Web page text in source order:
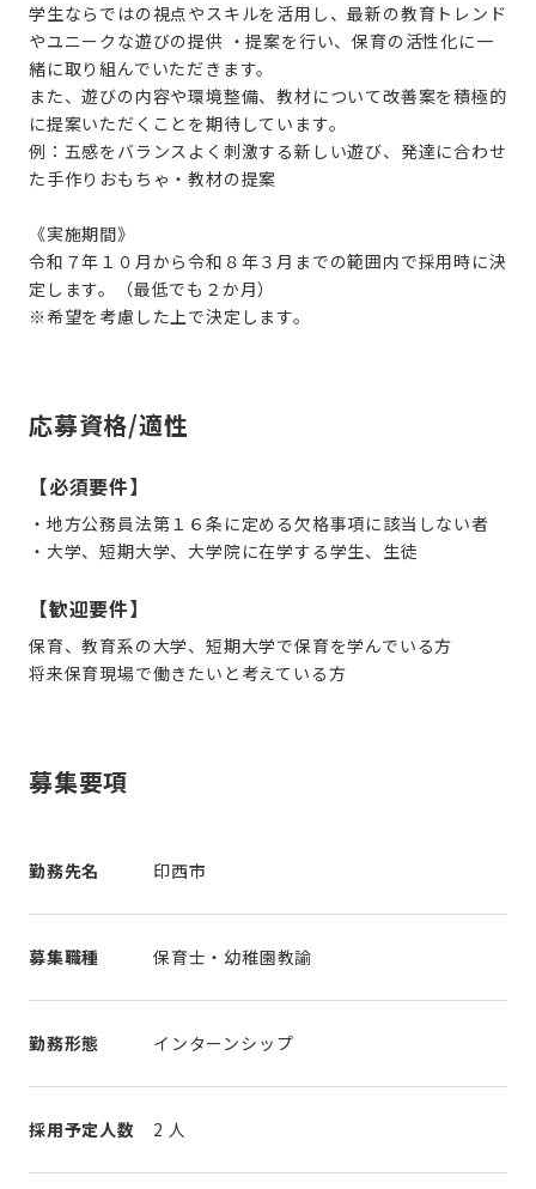
学生ならではの視点やスキルを活用し、最新の教育トレンド
やユニークな遊びの提供 ・提案を行い、保育の活性化に一
緒に取り組んでいただきます。
また、遊びの内容や環境整備、教材について改善案を積極的
に提案いただくことを期待しています。
例：五感をバランスよく刺激する新しい遊び、発達に合わせ
た手作りおもちゃ・教材の提案
《実施期間》
令和７年１０月から令和８年３月までの範囲内で採用時に決
定します。（最低でも２か月）
※希望を考慮した上で決定します。
応募資格/適性
【必須要件】
・地方公務員法第１６条に定める欠格事項に該当しない者
・大学、短期大学、大学院に在学する学生、生徒
【歓迎要件】
保育、教育系の大学、短期大学で保育を学んでいる方
将来保育現場で働きたいと考えている方
募集要項
勤務先名 印西市
募集職種 保育士・幼稚園教諭
勤務形態 インターンシップ
採用予定人数 2 人